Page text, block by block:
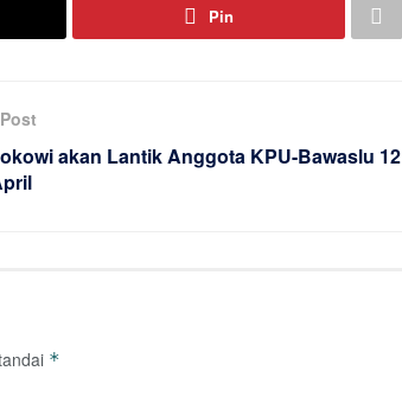
Pin
akan Lantik Anggota KPU-Bawaslu 12
*